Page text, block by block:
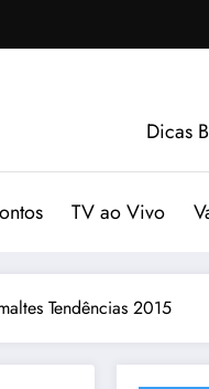
Dicas
TV ao Vivo
Tendências 2015